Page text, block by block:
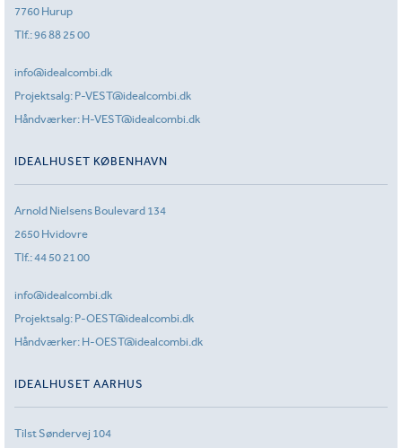
7760 Hurup
Tlf.:96 88 25 00
info@idealcombi.dk
Projektsalg: P-VEST@idealcombi.dk
Håndværker: H-VEST@idealcombi.dk
IDEALHUSET KØBENHAVN
Arnold Nielsens Boulevard 134
2650 Hvidovre
Tlf.:44 50 21 00
info@idealcombi.dk
Projektsalg: P-OEST@idealcombi.dk
Håndværker: H-OEST@idealcombi.dk
IDEALHUSET AARHUS
Tilst Søndervej 104